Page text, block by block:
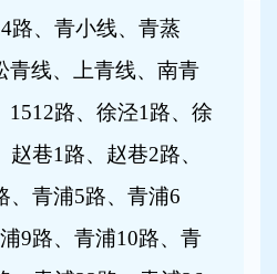
路、青小线、青蒸
青线、上青线、南青
1512路、徐泾1路、徐
巷1路、赵巷2路、
、青浦5路、青浦6
9路、青浦10路、青